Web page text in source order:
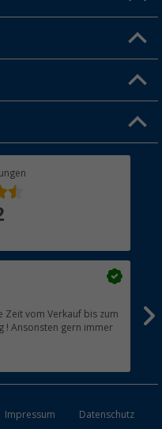
Zeit vom Verkauf bis zum
! Ansonsten gern immer
Impressum Datenschutz